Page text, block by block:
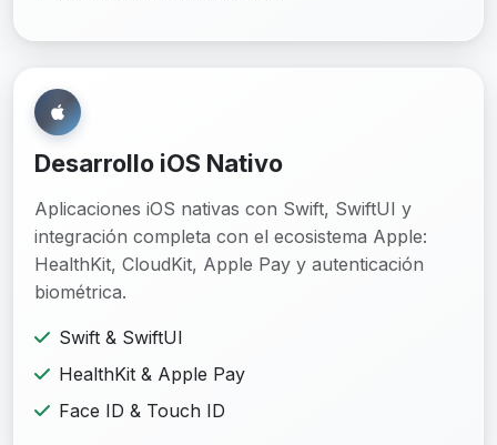
Desarrollo iOS Nativo
Aplicaciones iOS nativas con Swift, SwiftUI y
integración completa con el ecosistema Apple:
HealthKit, CloudKit, Apple Pay y autenticación
biométrica.
Swift & SwiftUI
HealthKit & Apple Pay
Face ID & Touch ID